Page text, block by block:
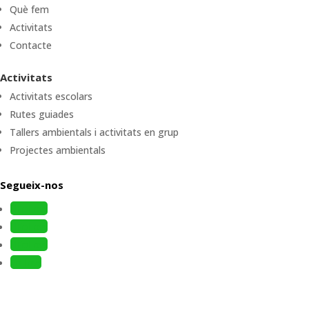
Què fem
Activitats
Contacte
Activitats
Activitats escolars
Rutes guiades
Tallers ambientals i activitats en grup
Projectes ambientals
Segueix-nos
Follow
Follow
Follow
Follow